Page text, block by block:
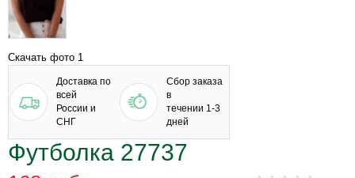
Скачать фото 1
Доставка по
всей
России и
СНГ
Сбор заказа
в
течении 1-3
дней
Футболка 27737